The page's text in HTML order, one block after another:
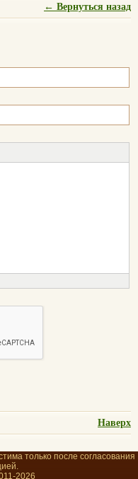
← Вернуться назад
Наверх
только после согласования
2026